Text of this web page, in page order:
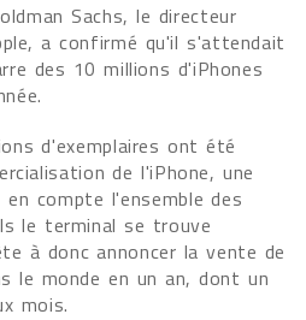
Sachs, le directeur
a confirmé qu'il s'attendait
des 10 millions d'iPhones
d'exemplaires ont été
de l'iPhone, une
compte l'ensemble des
le terminal se trouve
à donc annoncer la vente de
le monde en un an, dont un
mois.